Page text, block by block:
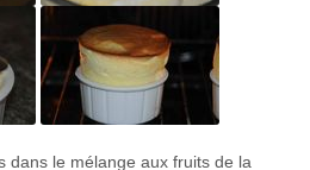
dans le mélange aux fruits de la